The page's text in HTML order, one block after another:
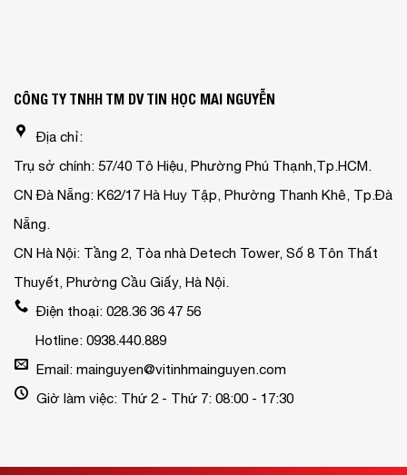
CÔNG TY TNHH TM DV TIN HỌC MAI NGUYỄN
Địa chỉ:
Trụ sở chính: 57/40 Tô Hiệu, Phường Phú Thạnh,Tp.HCM.
CN Đà Nẵng: K62/17 Hà Huy Tập, Phường Thanh Khê, Tp.Đà
Nẵng.
CN Hà Nội: Tầng 2, Tòa nhà Detech Tower, Số 8 Tôn Thất
Thuyết, Phường Cầu Giấy, Hà Nội.
Điện thoại: 028.36 36 47 56
Hotline: 0938.440.889
Email: mainguyen@vitinhmainguyen.com
Giờ làm việc: Thứ 2 - Thứ 7: 08:00 - 17:30